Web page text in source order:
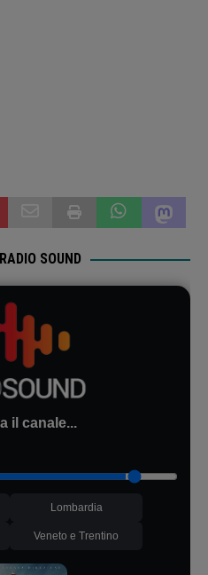
SOUND
il canale...
Lombardia
Veneto e Trentino